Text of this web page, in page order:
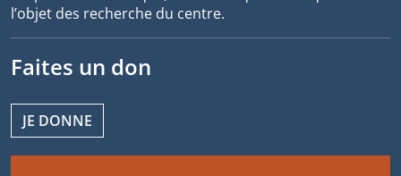
l’objet des recherche du centre.
Faites un don
JE DONNE